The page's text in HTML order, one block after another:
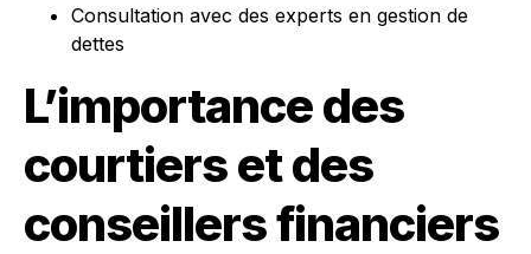
Consultation avec des experts en gestion de
dettes
L’importance des
courtiers et des
conseillers financiers